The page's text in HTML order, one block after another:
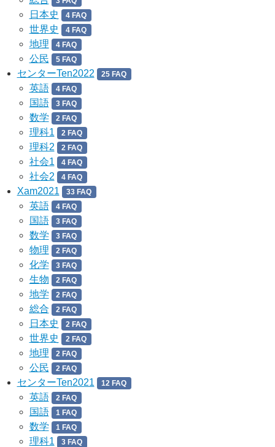
日本史 4 FAQ
世界史 4 FAQ
地理 4 FAQ
公民 5 FAQ
センターTen2022 25 FAQ
英語 4 FAQ
国語 3 FAQ
数学 2 FAQ
理科1 2 FAQ
理科2 2 FAQ
社会1 4 FAQ
社会2 4 FAQ
Xam2021 33 FAQ
英語 4 FAQ
国語 3 FAQ
数学 3 FAQ
物理 2 FAQ
化学 3 FAQ
生物 2 FAQ
地学 2 FAQ
総合 2 FAQ
日本史 2 FAQ
世界史 2 FAQ
地理 2 FAQ
公民 2 FAQ
センターTen2021 12 FAQ
英語 2 FAQ
国語 1 FAQ
数学 1 FAQ
理科1 3 FAQ